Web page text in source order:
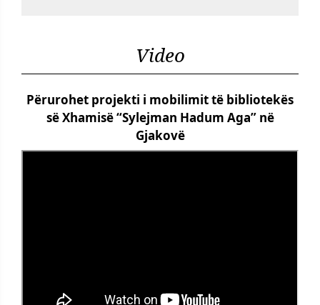
Video
Përurohet projekti i mobilimit të bibliotekës
së Xhamisë “Sylejman Hadum Aga” në
Gjakovë